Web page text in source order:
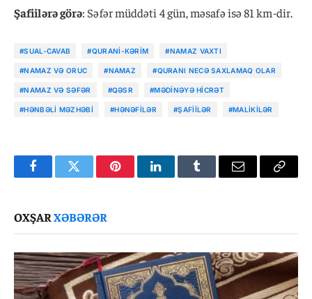
Şafiilərə görə: Səfər müddəti 4 gün, məsafə isə 81 km-dir.
#SUAL-CAVAB #QURANI-KƏRIM #NAMAZ VAXTI
#NAMAZ VƏ ORUC #NAMAZ #QURANI NECƏ SAXLAMAQ OLAR
#NAMAZ VƏ SƏFƏR #QƏSR #MƏDINƏYƏ HICRƏT
#HƏNBƏLI MƏZHƏBI #HƏNƏFILƏR #ŞAFIILƏR #MALIKILƏR
FacebookTwitter PinterestLinkedInTumblr Email
Copy
OXŞARXƏBƏRƏR